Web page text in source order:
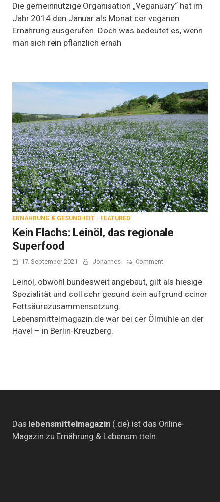
vegane
Ernährung
gehört
Die gemeinnützige Organisation „Veganuary“ hat im
Jahr 2014 den Januar als Monat der veganen
Ernährung ausgerufen. Doch was bedeutet es, wenn
man sich rein pflanzlich ernäh
ERNÄHRUNG & GESUNDHEIT / FEATURED
Kein Flachs: Leinöl, das regionale
Superfood
17. September 2021 Johannes Commenton
Flachs:
das
Leinöl, obwohl bundesweit angebaut, gilt als hiesige
Spezialität und soll sehr gesund sein aufgrund seiner
Fettsäurezusammensetzung.
Lebensmittelmagazin.de war bei der Ölmühle an der
Havel – in Berlin-Kreuzberg.
Das lebensmittelmagazin (.de) ist das Online-
Magazin zu Ernährung & Lebensmitteln.